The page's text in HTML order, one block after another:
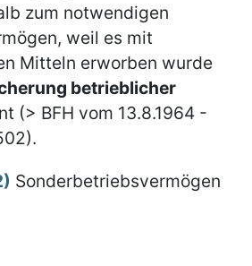
zum notwendigen
weil es mit
Mitteln erworben wurde
betrieblicher
(> BFH vom 13.8.1964 -
Sonderbetriebsvermögen